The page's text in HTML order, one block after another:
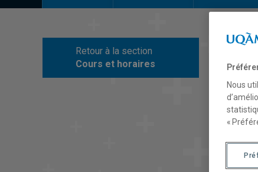
Retour à la section
Cours et horaires
Nous
«